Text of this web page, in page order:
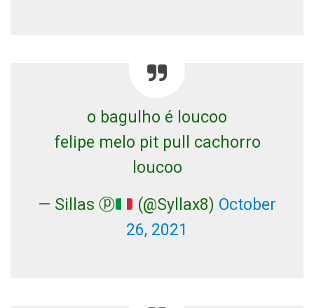
o bagulho é loucoo
felipe melo pit pull cachorro
loucoo
— Sillas ⓟ
(@Syllax8) October
26, 2021